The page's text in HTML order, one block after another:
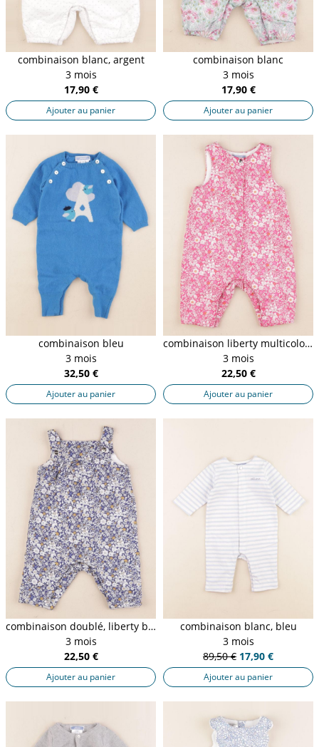
combinaison blanc, argent
3 mois
17,90 €
Ajouter au panier
combinaison blanc
3 mois
17,90 €
Ajouter au panier
combinaison bleu
3 mois
32,50 €
Ajouter au panier
combinaison liberty multicolore
3 mois
22,50 €
Ajouter au panier
combinaison doublé, liberty bleu
3 mois
22,50 €
Ajouter au panier
combinaison blanc, bleu
3 mois
89,50 € 17,90 €
Ajouter au panier